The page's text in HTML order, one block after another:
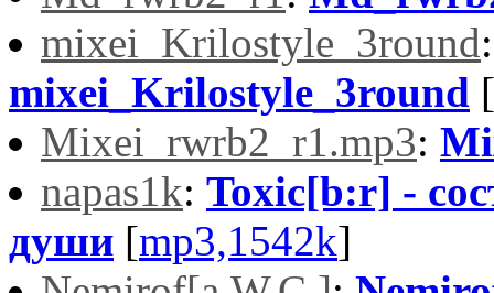
mixei_Krilostyle_3round:
mixei_Krilostyle_3round [
Mixei_rwrb2_r1.mp3:
napas1k: Toxic[b:r] -
души [mp3,1542k]